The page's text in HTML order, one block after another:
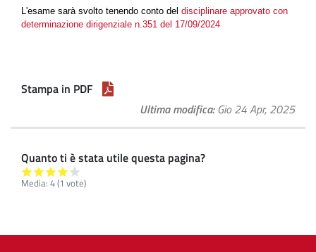
L'esame sarà svolto tenendo conto del disciplinare approvato con
determinazione dirigenziale n.351 del 17/09/2024
Stampa in PDF
Ultima modifica Gio 24 Apr, 2025
Quanto ti è stata utile questa pagina?
Media: 4(1 vote)